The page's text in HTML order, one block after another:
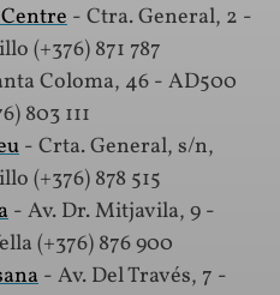
- Ctra. General, 2 -
(+376) 871 787
Coloma, 46 - AD500
803 111
- Crta. General, s/n,
(+376) 878 515
- Av. Dr. Mitjavila, 9 -
(+376) 876 900
- Av. Del Través, 7 -